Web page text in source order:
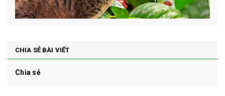
CHIA SẺ BÀI VIẾT
Chia sẻ